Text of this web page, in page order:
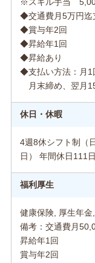
※スキル手当
◆交通費月5万円迄
◆賞与年2回
◆昇給年1回
◆昇給あり
◆支払い方法：月1
月末締め、翌月
休日・休暇
4週8休シフト制
日） 年間休日111日
福利厚生
健康保険, 厚生年
備考：交通費月
昇給年1回
賞与年2回